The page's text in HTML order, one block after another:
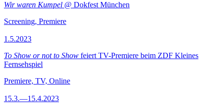
Wir waren Kumpel @ Dokfest München
Screening, Premiere
1.5.2023
To Show or not to Show feiert TV-Premiere beim ZDF Kleines
Fernsehspiel
Premiere, TV, Online
15.3.—15.4.2023